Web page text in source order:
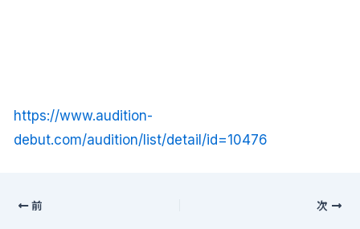
https://www.audition-
debut.com/audition/list/detail/id=10476
前 次